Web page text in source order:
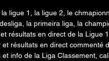
ligue 1, la ligue 2, le
la primeira liga, la
résultats en direct de la Ligue
résultats en direct commenté
info de la Liga Classement,